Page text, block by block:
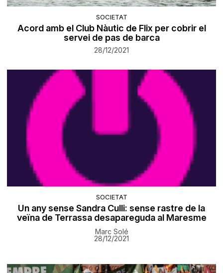
SOCIETAT
Acord amb el Club Nàutic de Flix per cobrir el
servei de pas de barca
28/12/2021
SOCIETAT
Un any sense Sandra Culli: sense rastre de la
veïna de Terrassa desapareguda al Maresme
Marc Solé
28/12/2021